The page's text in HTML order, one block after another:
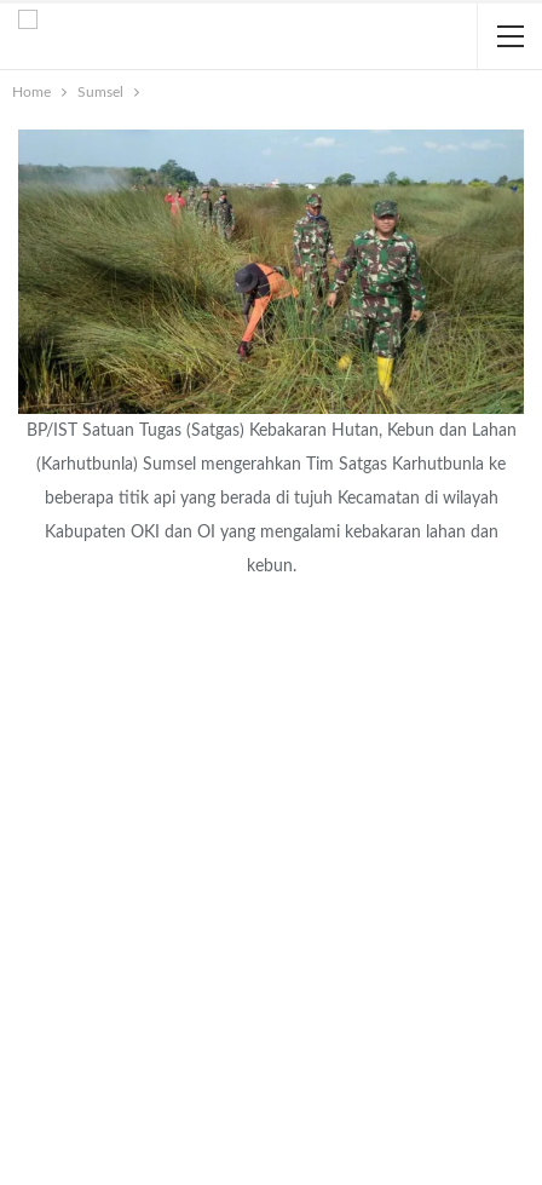
Home Sumsel
BP/IST Satuan Tugas (Satgas) Kebakaran Hutan, Kebun dan Lahan
(Karhutbunla) Sumsel mengerahkan Tim Satgas Karhutbunla ke
beberapa titik api yang berada di tujuh Kecamatan di wilayah
Kabupaten OKI dan OI yang mengalami kebakaran lahan dan
kebun.